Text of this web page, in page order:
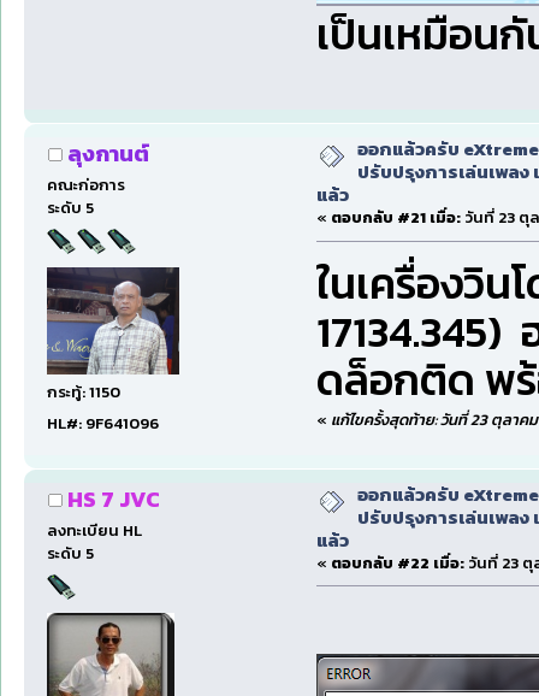
เป็นเหมือน
ลุงกานต์
คณะก่อการ
ระดับ 5
กระทู้: 1150
HL#: 9F641096
ออกแล้วครับ
ปรับปรุงการเล่นเพลง
แล้ว
« ตอบกลับ #21 เมื่อ: วันที่ 23 ตุ
ในเครื่องวิ
ดล็อกติด พ
« แก้ไขครั้งสุดท้าย: วันที่ 23 ตุลาค
HS 7 JVC
ลงทะเบียน HL
ระดับ 5
ออกแล้วครับ
ปรับปรุงการเล่นเพลง
แล้ว
« ตอบกลับ #22 เมื่อ: วันที่ 23 ตุ